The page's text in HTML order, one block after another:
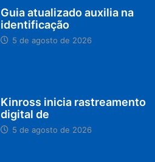
Guia atualizado auxilia na
identificação
5 de agosto de 2026
Kinross inicia rastreamento
digital de
5 de agosto de 2026